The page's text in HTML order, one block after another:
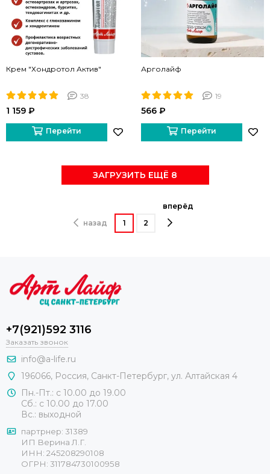
Крем "Хондротол Актив"
38
1 159 ₽
Перейти
Арголайф
19
566 ₽
Перейти
ЗАГРУЗИТЬ ЕЩЁ 8
назад 1 2
вперёд
+7(921)592 3116
Заказать звонок
info@a-life.ru
196066, Россия, Санкт-Петербург, ул. Алтайская 4
Пн.-Пт.: с 10.00 до 19.00
Сб.: с 10.00 до 17.00
Вс.: выходной
партрнер: 31389
ИП Верина Л.Г.
ИНН: 245208290108
ОГРН: 311784730100958